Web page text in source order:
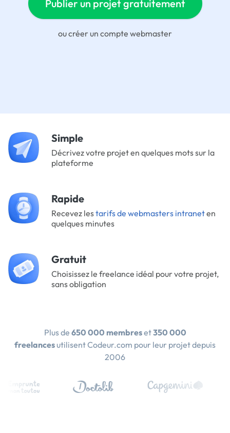
Publier un projet gratuitement
oucréer un compte webmaster
Simple
Décrivez votre projet en quelques mots sur la
plateforme
Rapide
Recevez lestarifs de webmasters intraneten
quelques minutes
Gratuit
Choisissez le freelance idéal pour votre projet,
sans obligation
Plus de 650 000 membreset350 000
freelances utilisent Codeur.com pour leur projet depuis
2006